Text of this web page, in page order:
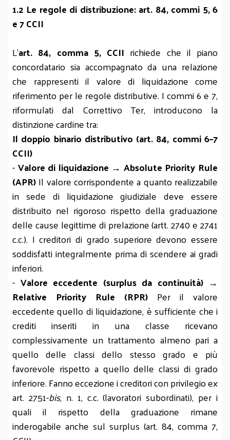
1.2 Le regole di distribuzione: art. 84, commi 5, 6
e 7 CCII
L’art. 84, comma 5, CCII richiede che il piano
concordatario sia accompagnato da una relazione
che rappresenti il valore di liquidazione come
riferimento per le regole distributive. I commi 6 e 7,
riformulati dal Correttivo Ter, introducono la
distinzione cardine tra:
Il doppio binario distributivo (art. 84, commi 6–7
CCII)
-Valore di liquidazione → Absolute Priority Rule
(APR)Il valore corrispondente a quanto realizzabile
in sede di liquidazione giudiziale deve essere
distribuito nel rigoroso rispetto della graduazione
delle cause legittime di prelazione (artt. 2740 e 2741
c.c.). I creditori di grado superiore devono essere
soddisfatti integralmente prima di scendere ai gradi
inferiori.
- Valore eccedente (surplus da continuità) →
Relative Priority Rule (RPR) Per il valore
eccedente quello di liquidazione, è sufficiente che i
crediti inseriti in una classe ricevano
complessivamente un trattamento almeno pari a
quello delle classi dello stesso grado e più
favorevole rispetto a quello delle classi di grado
inferiore. Fanno eccezione i creditori con privilegio ex
art. 2751-bis, n. 1, c.c. (lavoratori subordinati), per i
quali il rispetto della graduazione rimane
inderogabile anche sul surplus (art. 84, comma 7,